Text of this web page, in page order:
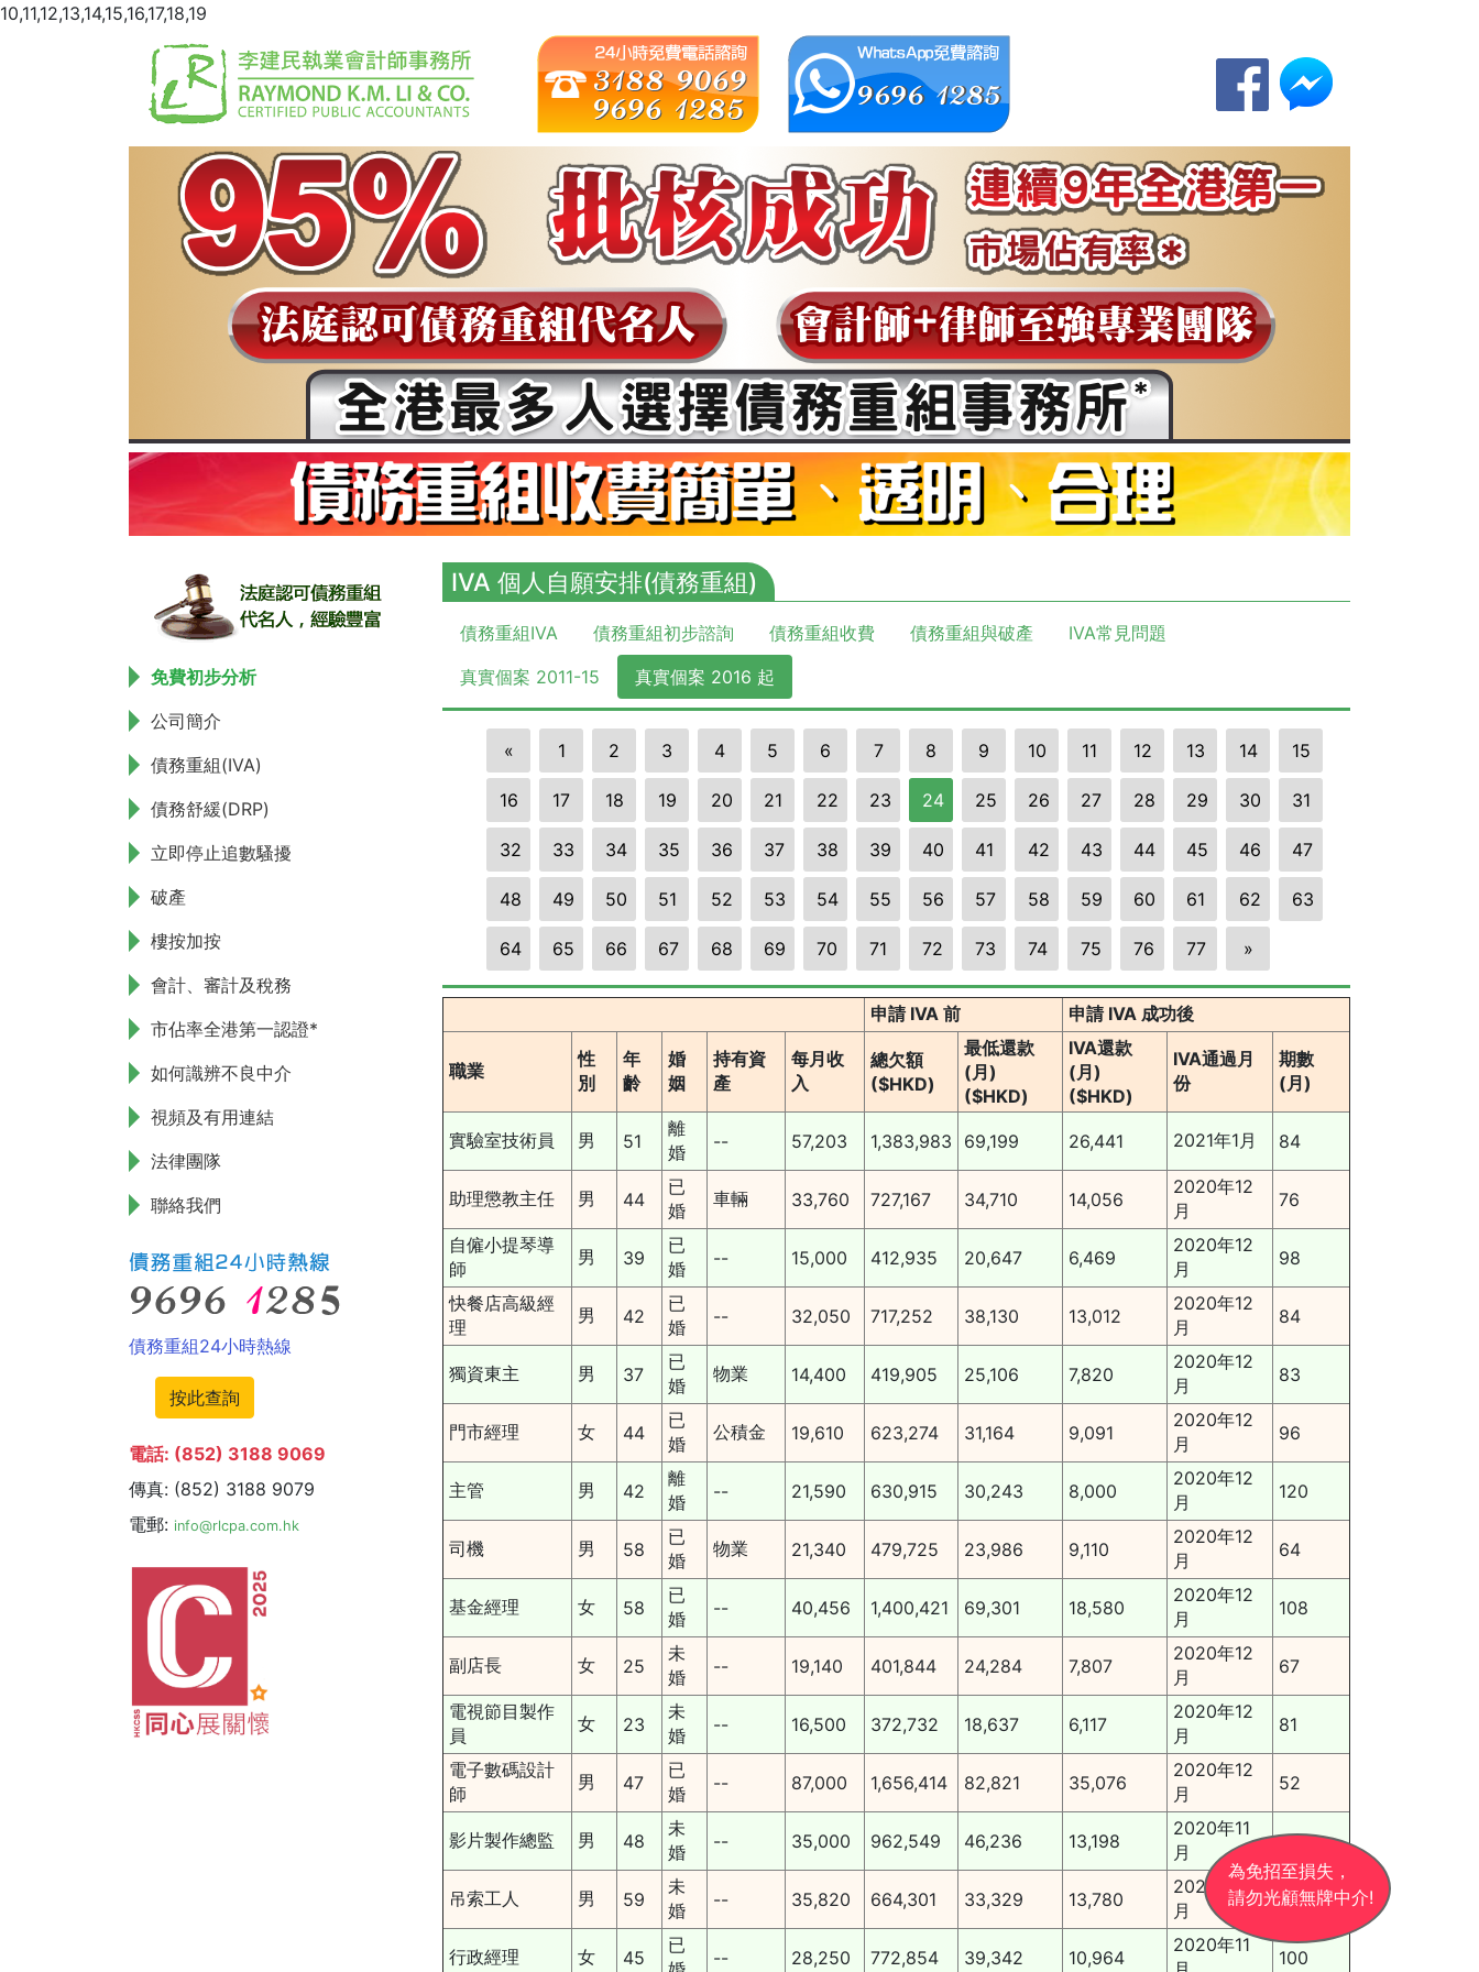
10,11,12,13,14,15,16,17,18,19
免費初步分析
公司簡介
債務重組(IVA)
債務舒緩(DRP)
立即停止追數騷擾
破產
樓按加按
會計、審計及稅務
市佔率全港第一認證*
如何識辨不良中介
視頻及有用連結
法律團隊
聯絡我們
債務重組24小時熱線
按此查詢
電話: (852) 3188 9069
傳真: (852) 3188 9079
電郵: info@rlcpa.com.hk
IVA 個人自願安排(債務重組)
債務重組IVA 債務重組初步諮詢 債務重組收費 債務重組與破產
IVA常見問題
真實個案 2011-15
真實個案 2016 起
« 1 2 3 4 5 6 7 8 9 10 11 12 13 14 15
16 17 18 19 20 21 22 23 24 25 26 27 28 29 30 31
32 33 34 35 36 37 38 39 40 41 42 43 44 45 46 47
48 49 50 51 52 53 54 55 56 57 58 59 60 61 62 63
64 65 66 67 68 69 70 71 72 73 74 75 76 77 »
申請 IVA 前 申請 IVA 成功後
職業
性
別
年
齡
婚
姻
持有資
產
每月收
入
總欠額
($HKD)
最低還款
(月)
($HKD)
IVA還款
(月)
($HKD)
IVA通過月
份
期數
(月)
實驗室技術員 男 51
離
婚
-- 57,203 1,383,983 69,199 26,441 2021年1月 84
助理懲教主任 男 44
已
婚
車輛 33,760 727,167 34,710 14,056
2020年12
月
76
自僱小提琴導
師
男 39
已
婚
-- 15,000 412,935 20,647 6,469
2020年12
月
98
快餐店高級經
理
男 42
已
婚
-- 32,050 717,252 38,130 13,012
2020年12
月
84
獨資東主 男 37
已
婚
物業 14,400 419,905 25,106 7,820
2020年12
月
83
門市經理 女 44
已
婚
公積金 19,610 623,274 31,164 9,091
2020年12
月
96
主管 男 42
離
婚
-- 21,590 630,915 30,243 8,000
2020年12
月
120
司機 男 58
已
婚
物業 21,340 479,725 23,986 9,110
2020年12
月
64
基金經理 女 58
已
婚
-- 40,456 1,400,421 69,301 18,580
2020年12
月
108
副店長 女 25
未
婚
-- 19,140 401,844 24,284 7,807
2020年12
月
67
電視節目製作
員
女 23
未
婚
-- 16,500 372,732 18,637 6,117
2020年12
月
81
電子數碼設計
師
男 47
已
婚
-- 87,000 1,656,414 82,821 35,076
2020年12
月
52
影片製作總監 男 48
未
婚
-- 35,000 962,549 46,236 13,198
2020年11
月
90
吊索工人 男 59
未
婚
-- 35,820 664,301 33,329 13,780
2020年11
月
60
行政經理 女 45
已
-- 28,250 772,854 39,342 10,964
2020年11
100
為免招至損失，
請勿光顧無牌中介!